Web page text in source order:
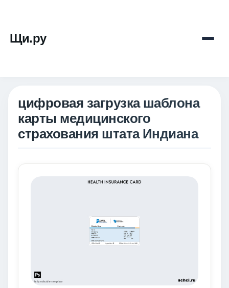
Щи.ру
цифровая загрузка шаблона
карты медицинского
страхования штата Индиана